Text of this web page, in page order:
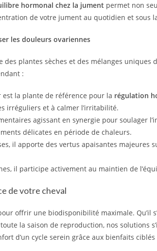
hormonal chez la jument permet non
de votre jument au quotidien et sous
les douleurs ovariennes
des plantes sèches et des mélanges
:
la plante de référence pour la régulation
irréguliers et à calmer l’irritabilité.
agissant en synergie pour soulager
délicates en période de chaleurs.
il apporte des vertus apaisantes majeures
il participe activement au maintien de
de votre cheval
offrir une biodisponibilité maximale. Qu’il
la saison de reproduction, nos solutions
d’un cycle serein grâce aux bienfaits